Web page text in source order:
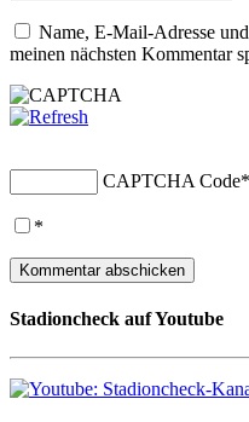
Name, E-Mail-Adresse
meinen nächsten Kommentar
CAPTCHA Code*
*
Stadioncheck auf Youtube